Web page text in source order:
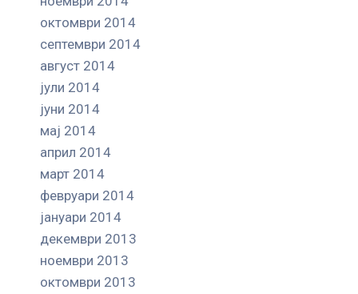
октомври 2014
септември 2014
август 2014
јули 2014
јуни 2014
мај 2014
април 2014
март 2014
февруари 2014
јануари 2014
декември 2013
ноември 2013
октомври 2013